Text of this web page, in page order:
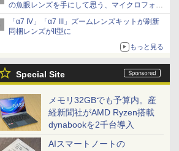
の魚眼レンズを手にして思う、マイクロフォー
サーズへの期待と可能性
「α7 IV」「α7 III」ズームレンズキットが刷新
同梱レンズがII型に
もっと見る
Special Site
メモリ32GBでも予算内。産
経新聞社がAMD Ryzen搭載
dynabookを2千台導入
AIスマートノートの